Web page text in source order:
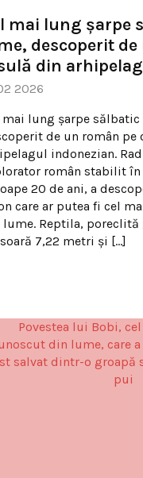
mai lung șarpe
descoperit
din
2026
mai lung șarpe
de un român pe
indonezian.
român stabilit în
20 de ani, a
care ar putea fi cel
Reptila, poreclită
7,22 metri și […]